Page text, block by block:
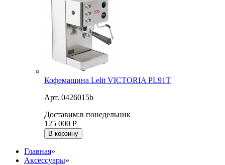
Кофемашина Lelit VICTORIA PL91T
Арт. 0426015b
Доставим:в понедельник
125 000 Р
В корзину
Главная»
Аксессуары»